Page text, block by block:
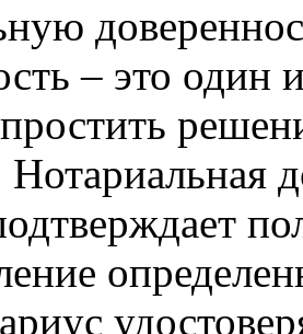
– это один